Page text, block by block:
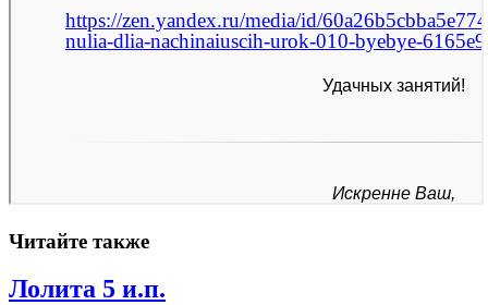
Читайте также
Лолита 5 и.п.